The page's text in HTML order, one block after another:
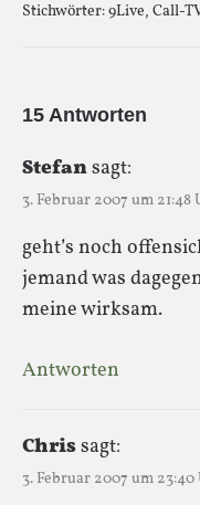
Stichwörter:9Live, Call-
15 Antworten
Stefansagt:
3. Februar 2007 um 21:48
geht’s noch
jemand was
meine wirksam.
Antworten
Chrissagt:
3. Februar 2007 um 23:40